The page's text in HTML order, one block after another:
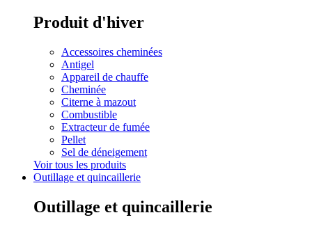
Produit d'hiver
Accessoires cheminées
Antigel
Appareil de chauffe
Cheminée
Citerne à mazout
Combustible
Extracteur de fumée
Pellet
Sel de déneigement
Voir tous les produits
Outillage et quincaillerie
Outillage et quincaillerie